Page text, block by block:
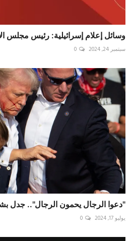
وسائل إعلام ‎إسرائيلية: رئيس مجلس الأمن القومي الإسرائي...
سبتمبر 24, 2024 0
"دعوا الرجال يحمون الرجال".. جدل
يوليو 17, 2024 0